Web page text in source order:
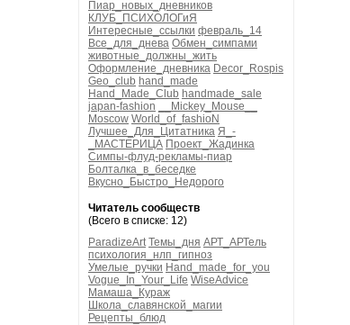
Пиар_новых_дневников
КЛУБ_ПСИХОЛОГиЯ
Интересные_ссылки февраль_14
Все_для_днева Обмен_симпами
животные_должны_жить
Оформление_дневника Decor_Rospis
Geo_club hand_made
Hand_Made_Club handmade_sale
japan-fashion
__Mickey_Mouse__
Moscow World_of_fashioN
Лучшее_Для_Цитатника Я_-
_МАСТЕРИЦА Проект_Жадинка
Симпы-флуд-рекламы-пиар
Болталка_в_беседке
Вкусно_Быстро_Недорого
Читатель сообществ
(Всего в списке: 12)
ParadizeArt Темы_дня АРТ_АРТель
психология_нлп_гипноз
Умелые_ручки Hand_made_for_you
Vogue_In_Your_Life WiseAdvice
Мамаша_Кураж
Школа_славянской_магии
Рецепты_блюд